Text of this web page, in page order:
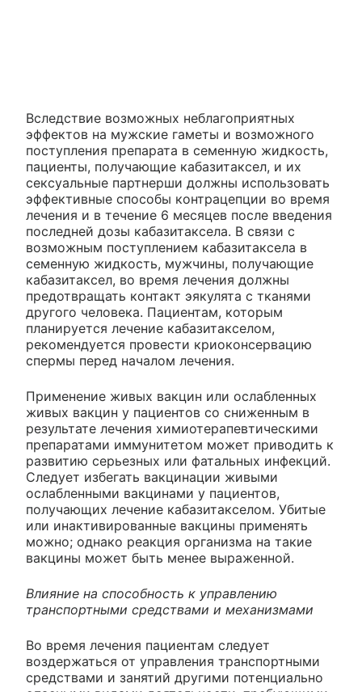
Вследствие возможных неблагоприятных
эффектов на мужские гаметы и возможного
поступления препарата в семенную жидкость,
пациенты, получающие кабазитаксел, и их
сексуальные партнерши должны использовать
эффективные способы контрацепции во время
лечения и в течение 6 месяцев после введения
последней дозы кабазитаксела. В связи с
возможным поступлением кабазитаксела в
семенную жидкость, мужчины, получающие
кабазитаксел, во время лечения должны
предотвращать контакт эякулята с тканями
другого человека. Пациентам, которым
планируется лечение кабазитакселом,
рекомендуется провести криоконсервацию
спермы перед началом лечения.
Применение живых вакцин или ослабленных
живых вакцин у пациентов со сниженным в
результате лечения химиотерапевтическими
препаратами иммунитетом может приводить к
развитию серьезных или фатальных инфекций.
Следует избегать вакцинации живыми
ослабленными вакцинами у пациентов,
получающих лечение кабазитакселом. Убитые
или инактивированные вакцины применять
можно; однако реакция организма на такие
вакцины может быть менее выраженной.
Влияние на способность к управлению
транспортными средствами и механизмами
Во время лечения пациентам следует
воздержаться от управления транспортными
средствами и занятий другими потенциально